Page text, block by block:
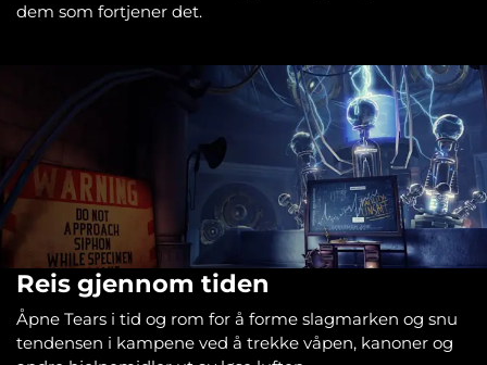
dem som fortjener det.
Reis gjennom tiden
Åpne Tears i tid og rom for å forme slagmarken og snu
tendensen i kampene ved å trekke våpen, kanoner og